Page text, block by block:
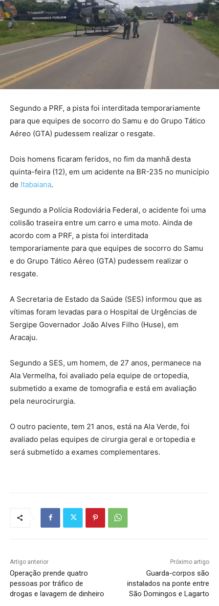
Segundo a PRF, a pista foi interditada temporariamente
para que equipes de socorro do Samu e do Grupo Tático
Aéreo (GTA) pudessem realizar o resgate.
Dois homens ficaram feridos, no fim da manhã desta
quinta-feira (12), em um acidente na BR-235 no município
de Itabaiana.
Segundo a Polícia Rodoviária Federal, o acidente foi uma
colisão traseira entre um carro e uma moto. Ainda de
acordo com a PRF, a pista foi interditada
temporariamente para que equipes de socorro do Samu
e do Grupo Tático Aéreo (GTA) pudessem realizar o
resgate.
A Secretaria de Estado da Saúde (SES) informou que as
vítimas foram levadas para o Hospital de Urgências de
Sergipe Governador João Alves Filho (Huse), em
Aracaju.
Segundo a SES, um homem, de 27 anos, permanece na
Ala Vermelha, foi avaliado pela equipe de ortopedia,
submetido a exame de tomografia e está em avaliação
pela neurocirurgia.
O outro paciente, tem 21 anos, está na Ala Verde, foi
avaliado pelas equipes de cirurgia geral e ortopedia e
será submetido a exames complementares.
Artigo anterior
Operação prende quatro
pessoas por tráfico de
drogas e lavagem de dinheiro
Próximo artigo
Guarda-corpos são
instalados na ponte entre
São Domingos e Lagarto